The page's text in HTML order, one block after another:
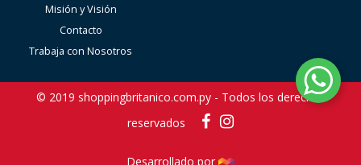
Misión y Visión
Contacto
Trabaja con Nosotros
© 2019 shoppingbritanico.com.py - Todos los derechos
reservados
Desarrollado por